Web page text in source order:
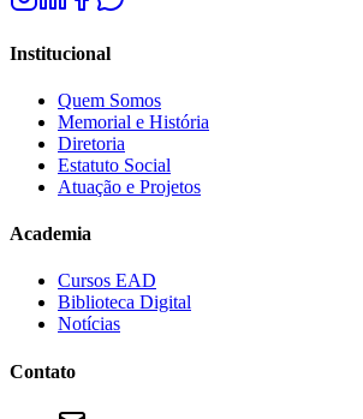
Institucional
Quem Somos
Memorial e História
Diretoria
Estatuto Social
Atuação e Projetos
Academia
Cursos EAD
Biblioteca Digital
Notícias
Contato